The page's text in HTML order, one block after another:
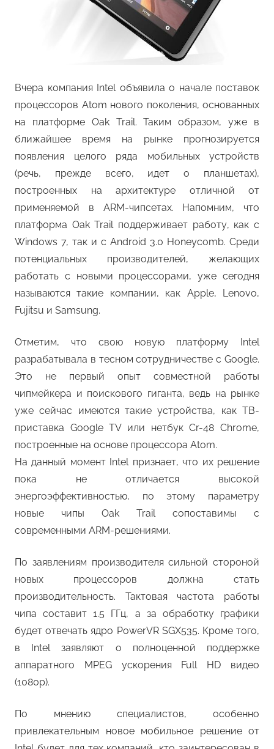
Вчера компания Intel объявила о начале поставок
процессоров Atom нового поколения, основанных
на платформе Oak Trail. Таким образом, уже в
ближайшее время на рынке прогнозируется
появления целого ряда мобильных устройств
(речь, прежде всего, идет о планшетах),
построенных на архитектуре отличной от
применяемой в ARM-чипсетах. Напомним, что
платформа Oak Trail поддерживает работу, как с
Windows 7, так и с Android 3.0 Honeycomb. Среди
потенциальных производителей, желающих
работать с новыми процессорами, уже сегодня
называются такие компании, как Apple, Lenovo,
Fujitsu и Samsung.
Отметим, что свою новую платформу Intel
разрабатывала в тесном сотрудничестве с Google.
Это не первый опыт совместной работы
чипмейкера и поискового гиганта, ведь на рынке
уже сейчас имеются такие устройства, как ТВ-
приставка Google TV или нетбук Cr-48 Chrome,
построенные на основе процессора Atom.
На данный момент Intel признает, что их решение
пока не отличается высокой
энергоэффективностью, по этому параметру
новые чипы Oak Trail сопоставимы с
современными ARM-решениями.
По заявлениям производителя сильной стороной
новых процессоров должна стать
производительность. Тактовая частота работы
чипа составит 1.5 ГГц, а за обработку графики
будет отвечать ядро PowerVR SGX535. Кроме того,
в Intel заявляют о полноценной поддержке
аппаратного MPEG ускорения Full HD видео
(1080p).
По мнению специалистов, особенно
привлекательным новое мобильное решение от